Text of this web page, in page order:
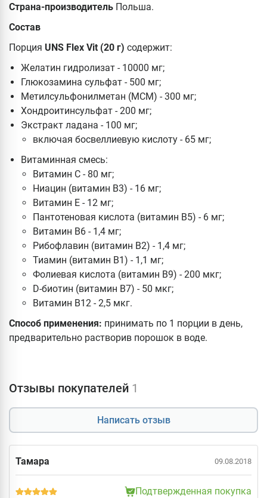
Страна-производитель Польша.
Состав
Порция UNS Flex Vit (20 г) содержит:
Желатин гидролизат - 10000 мг;
Глюкозамина сульфат - 500 мг;
Метилсульфонилметан (МСМ) - 300 мг;
Хондроитинсульфат - 200 мг;
Экстракт ладана - 100 мг;
включая босвеллиевую кислоту - 65 мг;
Витаминная смесь:
Витамин С - 80 мг;
Ниацин (витамин B3) - 16 мг;
Витамин Е - 12 мг;
Пантотеновая кислота (витамин B5) - 6 мг;
Витамин B6 - 1,4 мг;
Рибофлавин (витамин B2) - 1,4 мг;
Тиамин (витамин B1) - 1,1 мг;
Фолиевая кислота (витамин B9) - 200 мкг;
D-биотин (витамин B7) - 50 мкг;
Витамин B12 - 2,5 мкг.
Способ применения: принимать по 1 порции в день,
предварительно растворив порошок в воде.
Отзывы покупателей 1
Написать отзыв
Тамара 09.08.2018
Подтвержденная покупка